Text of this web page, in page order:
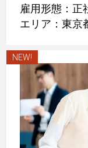
雇用形態：正
エリア：東京
NEW!